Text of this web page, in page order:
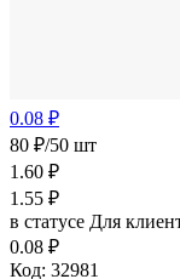
0.08 ₽
80 ₽/50 шт
1.60 ₽
1.55 ₽
в статусе Для
0.08 ₽
Код: 32981